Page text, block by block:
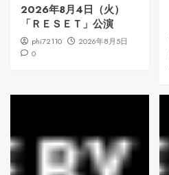
2026年8月4日（火）
「ＲＥＳＥＴ」公演
phi72110
2026年8月5日
0